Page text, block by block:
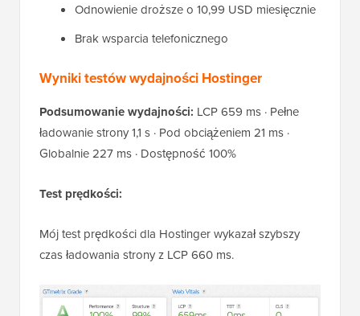
Odnowienie droższe o 10,99 USD miesięcznie
Brak wsparcia telefonicznego
Wyniki testów wydajności Hostinger
Podsumowanie wydajności: LCP 659 ms · Pełne
ładowanie strony 1,1 s · Pod obciążeniem 21 ms ·
Globalnie 227 ms · Dostępność 100%
Test prędkości:
Mój test prędkości dla Hostinger wykazał szybszy
czas ładowania strony z LCP 660 ms.